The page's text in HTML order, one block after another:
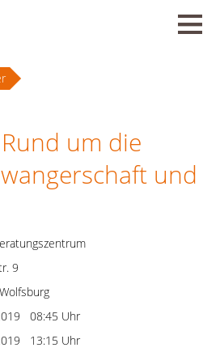
um die
und
9
08:45 Uhr
13:15 Uhr